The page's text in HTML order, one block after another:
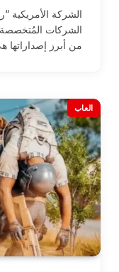
الشركة الأمريكية
الشركات المُتخصصة
من أبرز إصداراتها
العاب